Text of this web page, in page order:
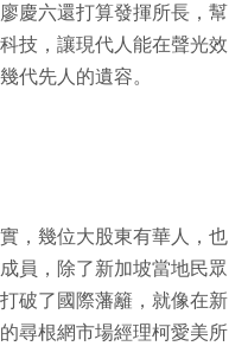
慶六還打算發揮所長，幫
技，讓現代人能在聲光效
代先人的遺容。
，幾位大股東有華人，也
員，除了新加坡當地民眾
破了國際藩籬，就像在新
尋根網市場經理柯愛美所